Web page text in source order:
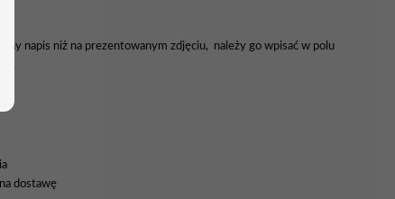
napis niż na prezentowanym zdjęciu, należy go wpisać w polu
dostawę